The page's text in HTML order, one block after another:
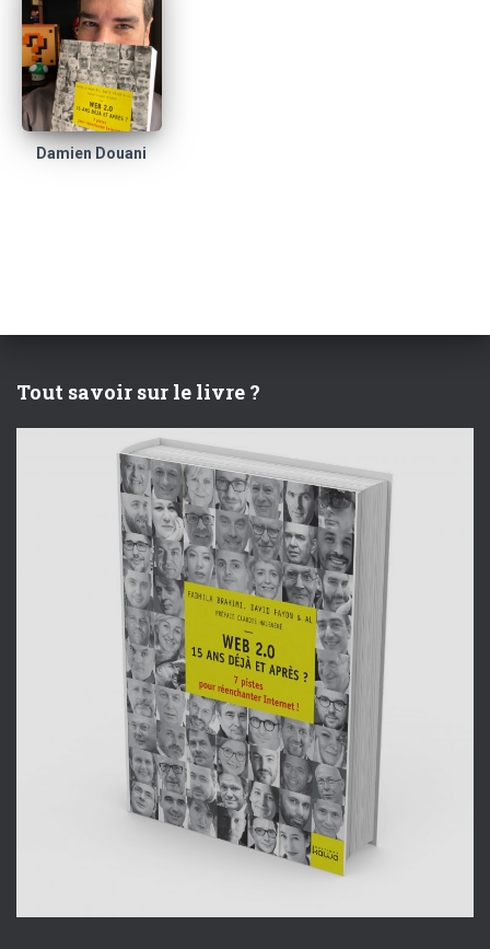
Damien Douani
Tout savoir sur le livre ?